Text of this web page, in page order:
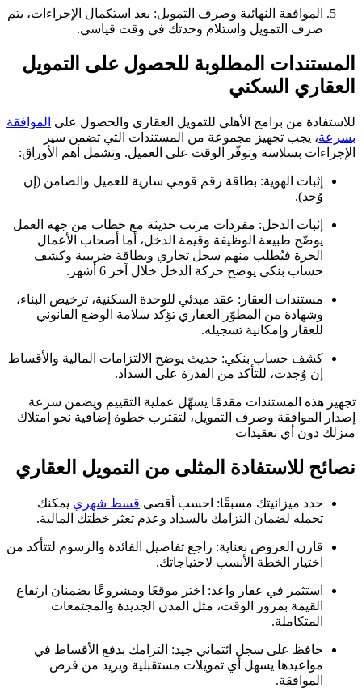
الموافقة النهائية وصرف التمويل: بعد استكمال الإجراءات، يتم
صرف التمويل واستلام وحدتك في وقت قياسي.
المستندات المطلوبة للحصول على التمويل
العقاري السكني
للاستفادة من برامج الأهلي للتمويل العقاري والحصول على الموافقة
بسرعة، يجب تجهيز مجموعة من المستندات التي تضمن سير
الإجراءات بسلاسة وتوفّر الوقت على العميل. وتشمل أهم الأوراق:
إثبات الهوية: بطاقة رقم قومي سارية للعميل والضامن (إن
وُجد).
إثبات الدخل: مفردات مرتب حديثة مع خطاب من جهة العمل
يوضّح طبيعة الوظيفة وقيمة الدخل، أما أصحاب الأعمال
الحرة فيُطلب منهم سجل تجاري وبطاقة ضريبية وكشف
حساب بنكي يوضح حركة الدخل خلال آخر 6 أشهر.
مستندات العقار: عقد مبدئي للوحدة السكنية، ترخيص البناء،
وشهادة من المطوّر العقاري تؤكد سلامة الوضع القانوني
للعقار وإمكانية تسجيله.
كشف حساب بنكي: حديث يوضح الالتزامات المالية والأقساط
إن وُجدت، للتأكد من القدرة على السداد.
تجهيز هذه المستندات مقدمًا يسهّل عملية التقييم ويضمن سرعة
إصدار الموافقة وصرف التمويل، لتقترب خطوة إضافية نحو امتلاك
منزلك دون أي تعقيدات
نصائح للاستفادة المثلى من التمويل العقاري
حدد ميزانيتك مسبقًا: احسب أقصى قسط شهري يمكنك
تحمله لضمان التزامك بالسداد وعدم تعثر خطتك المالية.
قارن العروض بعناية: راجع تفاصيل الفائدة والرسوم لتتأكد من
اختيار الخطة الأنسب لاحتياجاتك.
استثمر في عقار واعد: اختر موقعًا ومشروعًا يضمنان ارتفاع
القيمة بمرور الوقت، مثل المدن الجديدة والمجتمعات
المتكاملة.
حافظ على سجل ائتماني جيد: التزامك بدفع الأقساط في
مواعيدها يسهل أي تمويلات مستقبلية ويزيد من فرص
الموافقة.